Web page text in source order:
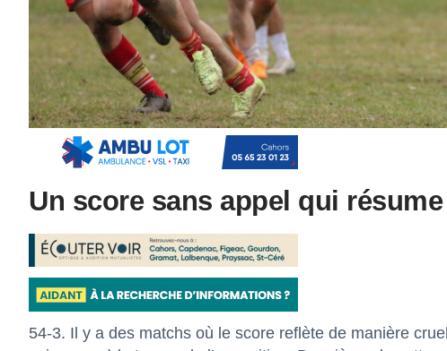
Un score sans appel qui
54-3. Il y a des matchs où le score reflète de manière